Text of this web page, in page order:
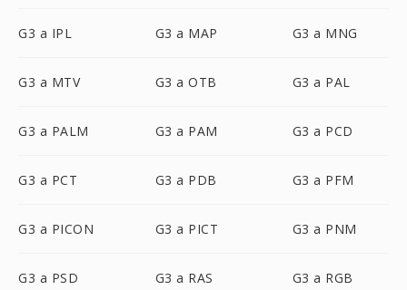
G3 a IPL G3 a MAP G3 a MNG
G3 a MTV G3 a OTB G3 a PAL
G3 a PALM G3 a PAM G3 a PCD
G3 a PCT G3 a PDB G3 a PFM
G3 a PICON G3 a PICT G3 a PNM
G3 a PSD G3 a RAS G3 a RGB